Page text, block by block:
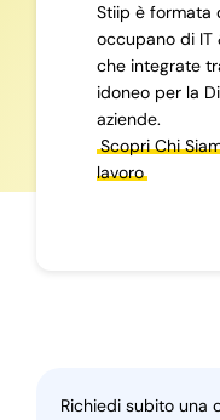
Stiip è formata
occupano di IT
che integrate
idoneo per la
aziende.
Scopri Chi
lavoro
Richiedi subito una